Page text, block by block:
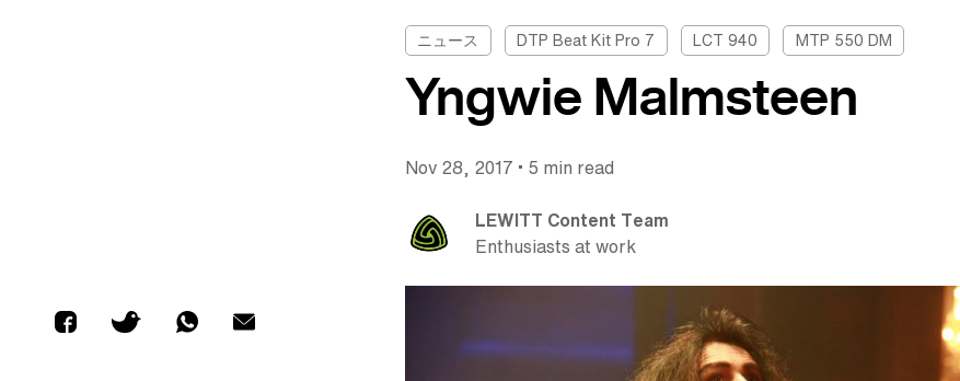
ニュース DTP Beat Kit Pro 7 LCT 940 MTP 550 DM
Yngwie Malmsteen
Nov 28, 2017 • 5 min read
LEWITT Content Team
Enthusiasts at work